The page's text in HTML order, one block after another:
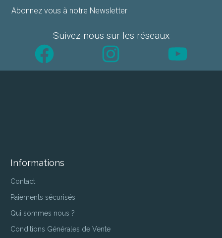
Abonnez vous à notre Newsletter
Suivez-nous sur les réseaux
Facebook Instagram YouTube
Informations
Contact
Paiements sécurisés
Qui sommes nous ?
Conditions Générales de Vente